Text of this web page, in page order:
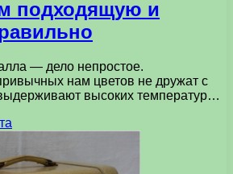
подходящую и
— дело непростое.
нам цветов не дружат с
высоких температур…